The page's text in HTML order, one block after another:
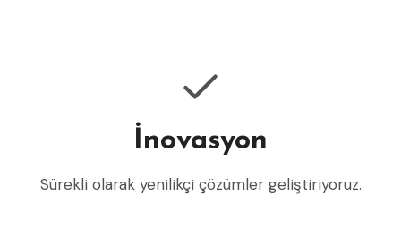
İnovasyon
Sürekli olarak yenilikçi çözümler geliştiriyoruz.